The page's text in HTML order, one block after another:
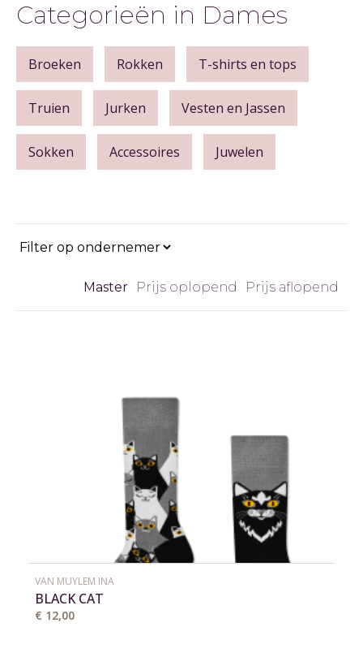
Categorieën in Dames
Broeken Rokken T-shirts en tops
Truien Jurken Vesten en Jassen
Sokken Accessoires Juwelen
Master Prijs oplopend Prijs aflopend
VAN MUYLEM INA
BLACK CAT
€ 12,00